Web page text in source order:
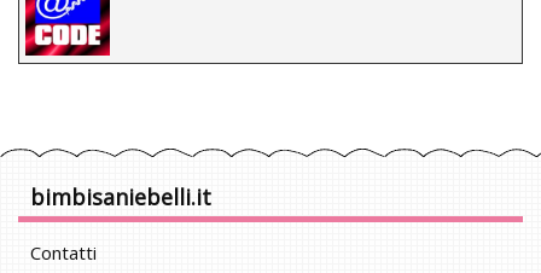
bimbisaniebelli.it
Contatti